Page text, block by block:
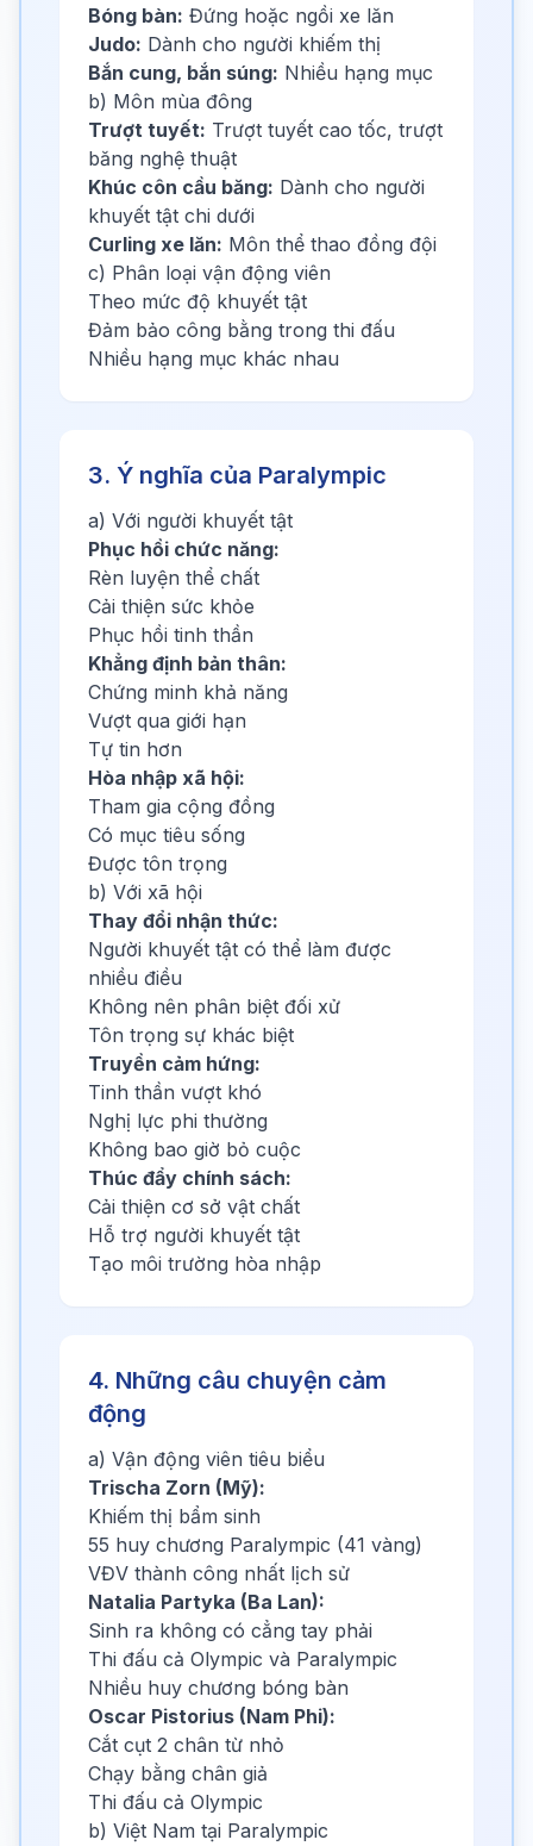
Bóng bàn: Đứng hoặc ngồi xe lăn
Judo: Dành cho người khiếm thị
Bắn cung, bắn súng: Nhiều hạng mục
b) Môn mùa đông
Trượt tuyết: Trượt tuyết cao tốc, trượt
băng nghệ thuật
Khúc côn cầu băng: Dành cho người
khuyết tật chi dưới
Curling xe lăn: Môn thể thao đồng đội
c) Phân loại vận động viên
Theo mức độ khuyết tật
Đảm bảo công bằng trong thi đấu
Nhiều hạng mục khác nhau
3. Ý nghĩa của Paralympic
a) Với người khuyết tật
Phục hồi chức năng:
Rèn luyện thể chất
Cải thiện sức khỏe
Phục hồi tinh thần
Khẳng định bản thân:
Chứng minh khả năng
Vượt qua giới hạn
Tự tin hơn
Hòa nhập xã hội:
Tham gia cộng đồng
Có mục tiêu sống
Được tôn trọng
b) Với xã hội
Thay đổi nhận thức:
Người khuyết tật có thể làm được
nhiều điều
Không nên phân biệt đối xử
Tôn trọng sự khác biệt
Truyền cảm hứng:
Tinh thần vượt khó
Nghị lực phi thường
Không bao giờ bỏ cuộc
Thúc đẩy chính sách:
Cải thiện cơ sở vật chất
Hỗ trợ người khuyết tật
Tạo môi trường hòa nhập
4. Những câu chuyện cảm
động
a) Vận động viên tiêu biểu
Trischa Zorn (Mỹ):
Khiếm thị bẩm sinh
55 huy chương Paralympic (41 vàng)
VĐV thành công nhất lịch sử
Natalia Partyka (Ba Lan):
Sinh ra không có cẳng tay phải
Thi đấu cả Olympic và Paralympic
Nhiều huy chương bóng bàn
Oscar Pistorius (Nam Phi):
Cắt cụt 2 chân từ nhỏ
Chạy bằng chân giả
Thi đấu cả Olympic
b) Việt Nam tại Paralympic